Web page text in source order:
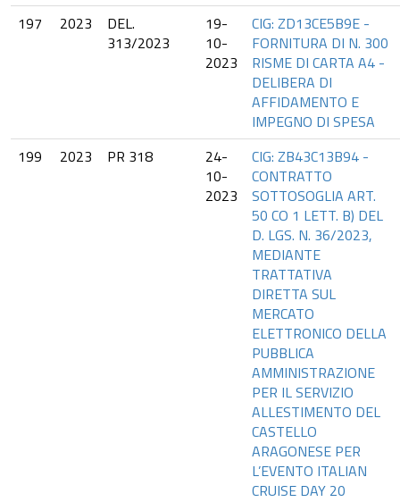
197
2023
DEL.
313/2023
19-
10-
2023
CIG: ZD13CE5B9E -
FORNITURA DI N. 300
RISME DI CARTA A4 -
DELIBERA DI
AFFIDAMENTO E
IMPEGNO DI SPESA
199
2023 PR 318
24-
10-
2023
CIG: ZB43C13B94 -
CONTRATTO
SOTTOSOGLIA ART.
50 CO 1 LETT. B) DEL
D. LGS. N. 36/2023,
MEDIANTE
TRATTATIVA
DIRETTA SUL
MERCATO
ELETTRONICO DELLA
PUBBLICA
AMMINISTRAZIONE
PER IL SERVIZIO
ALLESTIMENTO DEL
CASTELLO
ARAGONESE PER
L’EVENTO ITALIAN
CRUISE DAY 20